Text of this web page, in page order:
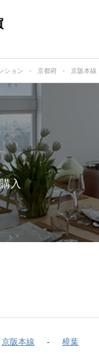
ション 京都府 京阪本線
入
京阪本線 樟葉